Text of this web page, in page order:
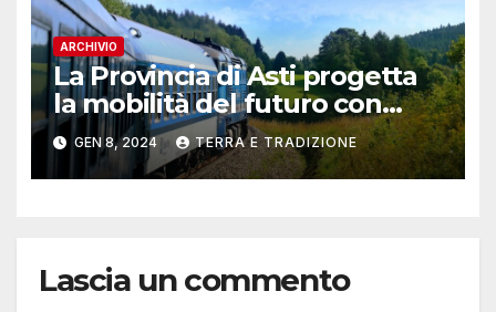
ARCHIVIO
La Provincia di Asti progetta
la mobilità del futuro con
“Hydrogen Valley”: on line il
questionario
GEN 8, 2024 TERRA E TRADIZIONE
Lascia un commento